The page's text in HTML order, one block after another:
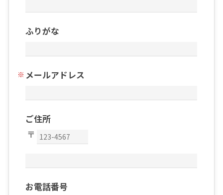
ふりがな
メールアドレス
ご住所
お電話番号